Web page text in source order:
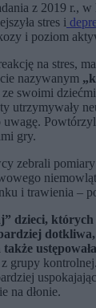
z 2019 r., w
stres i
i poziom
na stres,
nazywanym
swoimi
utrzymywały
uwagę.
gry.
zebrali
i trawienia –
dzieci, których
dotkliwa,
grupy
na dłonie.